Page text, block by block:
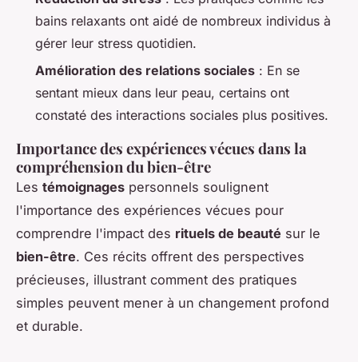
bains relaxants ont aidé de nombreux individus à
gérer leur stress quotidien.
Amélioration des relations sociales : En se
sentant mieux dans leur peau, certains ont
constaté des interactions sociales plus positives.
Importance des expériences vécues dans la
compréhension du bien-être
Les témoignages personnels soulignent
l'importance des expériences vécues pour
comprendre l'impact des rituels de beauté sur le
bien-être. Ces récits offrent des perspectives
précieuses, illustrant comment des pratiques
simples peuvent mener à un changement profond
et durable.